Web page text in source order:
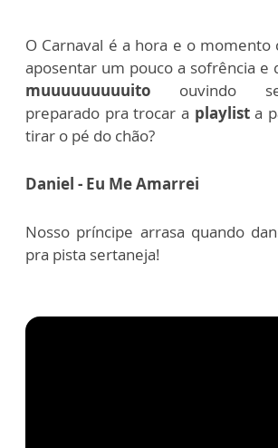
O Carnaval é a hora e o momento
aposentar um pouco a sofrência e
muuuuuuuuuito ouvindo
preparado pra trocar a playlista
tirar o pé do chão?
Daniel - Eu Me Amarrei
Nosso príncipe arrasa quando
pra pista sertaneja!